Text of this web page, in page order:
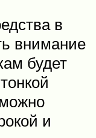
в
внимание
будет
и